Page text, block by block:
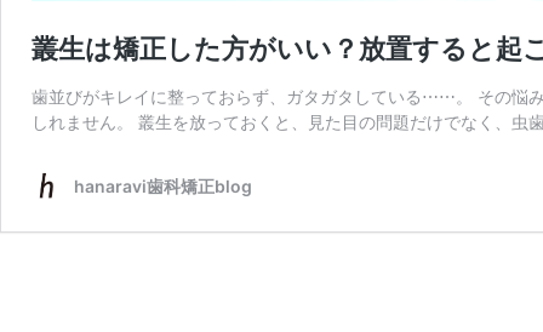
叢生は矯正した方がいい？放置すると起
歯並びがキレイに整っておらず、ガタガタしている⋯⋯。 その悩
しれません。 叢生を放っておくと、見た目の問題だけでなく、
hanaravi歯科矯正blog